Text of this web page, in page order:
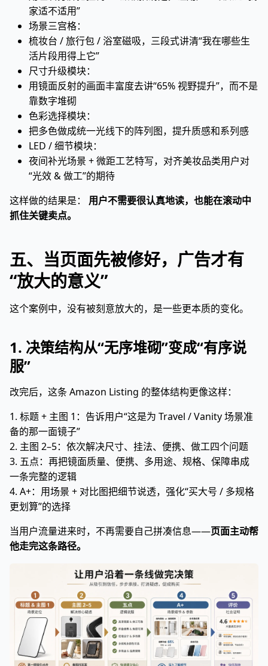
家适不适用”
场景三宫格：
梳妆台 / 旅行包 / 浴室磁吸，三段式讲清“我在哪些生
活片段用得上它”
尺寸升级模块：
用镜面反射的画面丰富度去讲“65% 视野提升”，而不是
靠数字堆砌
色彩选择模块：
把多色做成统一光线下的阵列图，提升质感和系列感
LED / 细节模块：
夜间补光场景 + 微距工艺特写，对齐美妆品类用户对
“光效 & 做工”的期待
这样做的结果是： 用户不需要很认真地读，也能在滚动中
抓住关键卖点。
五、当页面先被修好，广告才有
“放大的意义”
这个案例中，没有被刻意放大的，是一些更本质的变化。
1. 决策结构从“无序堆砌”变成“有序说
服”
改完后，这条 Amazon Listing 的整体结构更像这样：
1. 标题 + 主图 1：告诉用户“这是为 Travel / Vanity 场景准
备的那一面镜子”
2. 主图 2–5：依次解决尺寸、挂法、便携、做工四个问题
3. 五点：再把镜面质量、便携、多用途、规格、保障串成
一条完整的逻辑
4. A+：用场景 + 对比图把细节说透，强化“买大号 / 多规格
更划算”的选择
当用户流量进来时，不再需要自己拼凑信息——页面主动帮
他走完这条路径。